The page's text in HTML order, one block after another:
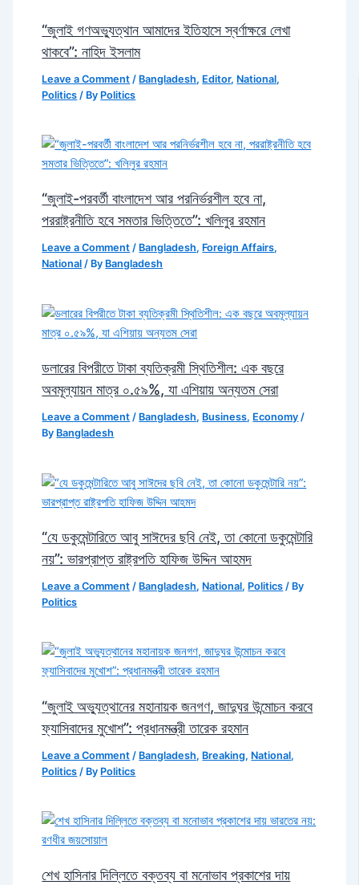
“জুলাই গণঅভ্যুত্থান আমাদের ইতিহাসে স্বর্ণাক্ষরে লেখা
থাকবে”: নাহিদ ইসলাম
Leave a Comment / Bangladesh, Editor, National,
Politics / By Politics
“জুলাই-পরবর্তী বাংলাদেশ আর পরনির্ভরশীল হবে না,
পররাষ্ট্রনীতি হবে সমতার ভিত্তিতে”: খলিলুর রহমান
Leave a Comment / Bangladesh, Foreign Affairs,
National / By Bangladesh
ডলারের বিপরীতে টাকা ব্যতিক্রমী স্থিতিশীল: এক বছরে
অবমূল্যায়ন মাত্র ০.৫৯%, যা এশিয়ায় অন্যতম সেরা
Leave a Comment / Bangladesh, Business, Economy /
By Bangladesh
“যে ডকুমেন্টারিতে আবু সাঈদের ছবি নেই, তা কোনো ডকুমেন্টারি
নয়”: ভারপ্রাপ্ত রাষ্ট্রপতি হাফিজ উদ্দিন আহমদ
Leave a Comment / Bangladesh, National, Politics / By
Politics
“জুলাই অভ্যুত্থানের মহানায়ক জনগণ, জাদুঘর উন্মোচন করবে
ফ্যাসিবাদের মুখোশ”: প্রধানমন্ত্রী তারেক রহমান
Leave a Comment / Bangladesh, Breaking, National,
Politics / By Politics
শেখ হাসিনার দিল্লিতে বক্তব্য বা মনোভাব প্রকাশের দায়